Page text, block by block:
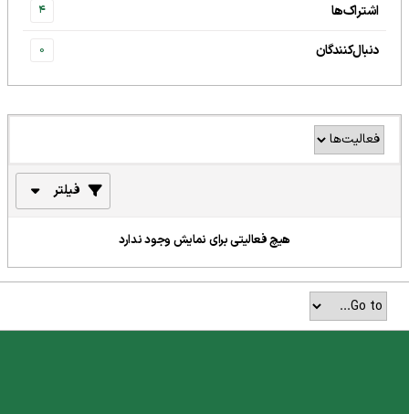
اشتراک‌ها 4
دنبال‌کنندگان 0
فیلتر
هیچ فعالیتی برای نمایش وجود ندارد